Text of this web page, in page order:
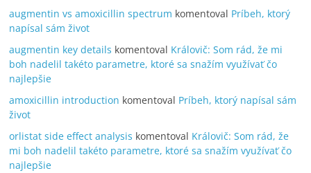
augmentin vs amoxicillin spectrum komentoval Príbeh, ktorý
napísal sám život
augmentin key details komentoval Královič: Som rád, že mi
boh nadelil takéto parametre, ktoré sa snažím využívať čo
najlepšie
amoxicillin introduction komentoval Príbeh, ktorý napísal sám
život
orlistat side effect analysis komentoval Královič: Som rád, že
mi boh nadelil takéto parametre, ktoré sa snažím využívať čo
najlepšie